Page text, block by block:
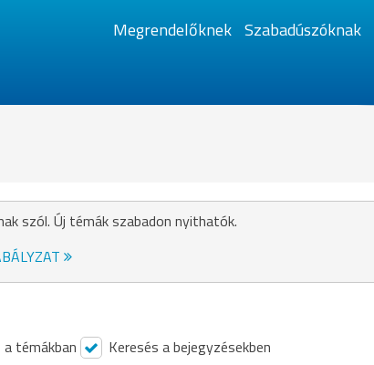
Megrendelőknek Szabadúszóknak
szól. Új témák szabadon nyithatók.
a témákban Keresés a bejegyzésekben